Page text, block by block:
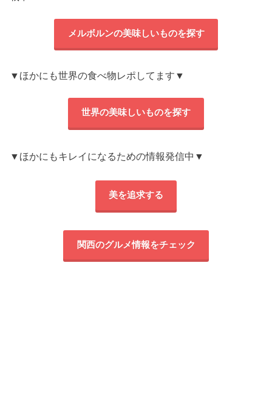
メルボルンの美味しいものを探す
▼ほかにも世界の食べ物レポしてます▼
世界の美味しいものを探す
▼ほかにもキレイになるための情報発信中▼
美を追求する
関西のグルメ情報をチェック